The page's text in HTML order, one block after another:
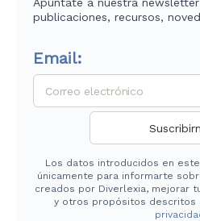
publicaciones, recursos,
Email:
Los datos introducidos en
únicamente para informarte
creados por Diverlexia, mejorar
y otros propósitos descritos